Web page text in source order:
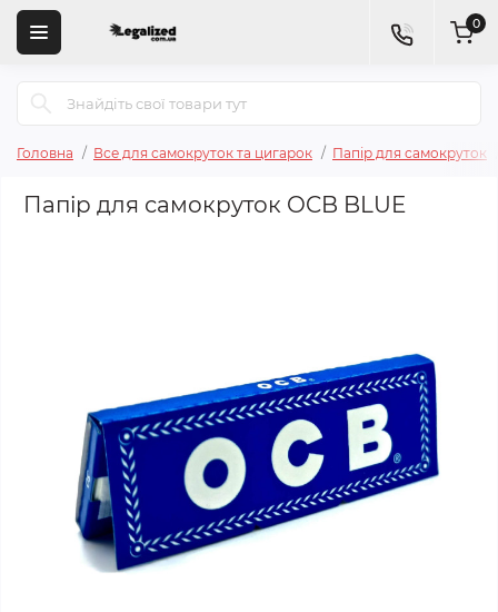
0
Головна Все для самокруток та цигарок Папір для самокруток
Папір для самокруток OCB BLUE